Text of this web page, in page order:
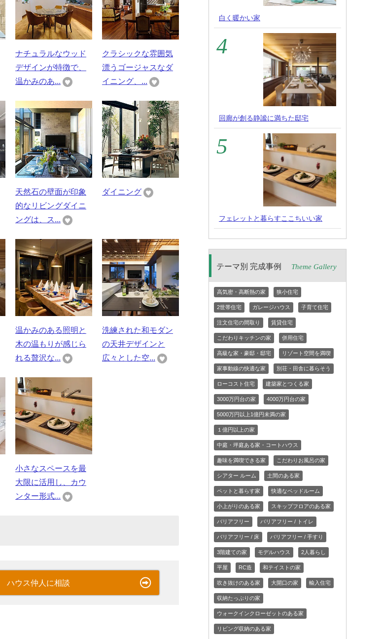
ナチュラルなウッド
デザインが特徴で、
温かみのあ...
クラシックな雰囲気
漂うゴージャスなダ
イニング、...
天然石の壁面が印象
的なリビングダイニ
ングは、ス...
ダイニング
温かみのある照明と
木の温もりが感じら
れる贅沢な...
洗練された和モダン
の天井デザインと
広々とした空...
小さなスペースを最
大限に活用し、カウ
ンター形式...
ハウス仲人に相談
白く暖かい家
回廊が創る静謐に満ちた邸宅
フェレットと暮らすここちいい家
テーマ別 完成事例 Theme Gallery
高気密・高断熱の家 狭小住宅
2世帯住宅 ガレージハウス 子育て住宅
注文住宅の間取り 賃貸住宅
こだわりキッチンの家 併用住宅
高級な家・豪邸・邸宅 リゾート空間を満喫
家事動線の快適な家 別荘・田舎に暮らそう
ローコスト住宅 建築家とつくる家
3000万円台の家 4000万円台の家
5000万円以上1億円未満の家
１億円以上の家
中庭・坪庭ある家・コートハウス
趣味を満喫できる家 こだわりお風呂の家
シアター ルーム 土間のある家
ペットと暮らす家 快適なベッドルーム
小上がりのある家 スキップフロアのある家
バリアフリー バリアフリー / トイレ
バリアフリー / 床 バリアフリー / 手すり
3階建ての家 モデルハウス 2人暮らし
平屋 RC造 和テイストの家
吹き抜けのある家 大開口の家 輸入住宅
収納たっぷりの家
ウォークインクローゼットのある家
リビング収納のある家